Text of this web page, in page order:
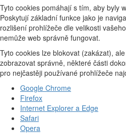
Tyto cookies pomáhají s tím, aby byly
Poskytují základní funkce jako je
rozlišení prohlížeče dle velikosti
nemůže web správně fungovat.
Tyto cookies lze blokovat (zakázat),
zobrazovat správně, některé části
pro nejčastěji používané prohlížeče
Google Chrome
Firefox
Internet Explorer a Edge
Safari
Opera